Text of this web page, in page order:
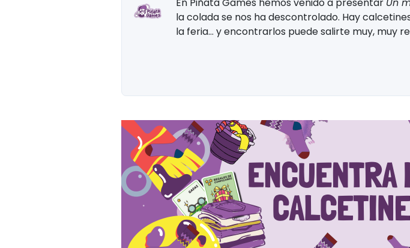
la colada se nos ha descontrolado. Hay
la feria… y encontrarlos puede salirte muy, muy